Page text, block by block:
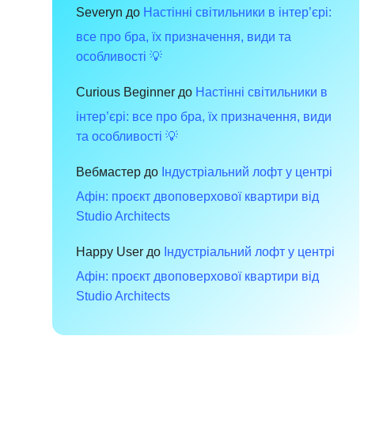
вашого
інтер’єру
Severyn до Настінні світильники в інтер’єрі:
все про бра, їх призначення, види та
особливості 💡
Curious Beginner до Настінні світильники в
інтер’єрі: все про бра, їх призначення, види
та особливості 💡
Вебмастер до Індустріальний лофт у центрі
Афін: проєкт двоповерхової квартири від
Studio Architects
Happy User до Індустріальний лофт у центрі
Афін: проєкт двоповерхової квартири від
Studio Architects